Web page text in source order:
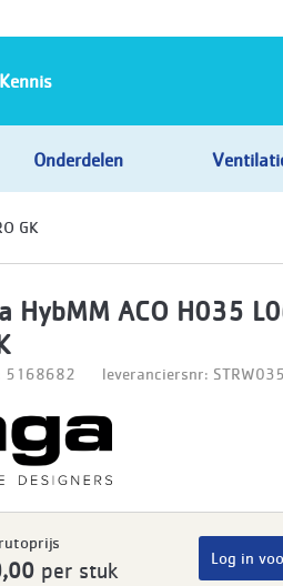
Onderdelen
Kennis
GK
HybMM ACO H035
5168682 leveranciersnr:
per stuk
Log in